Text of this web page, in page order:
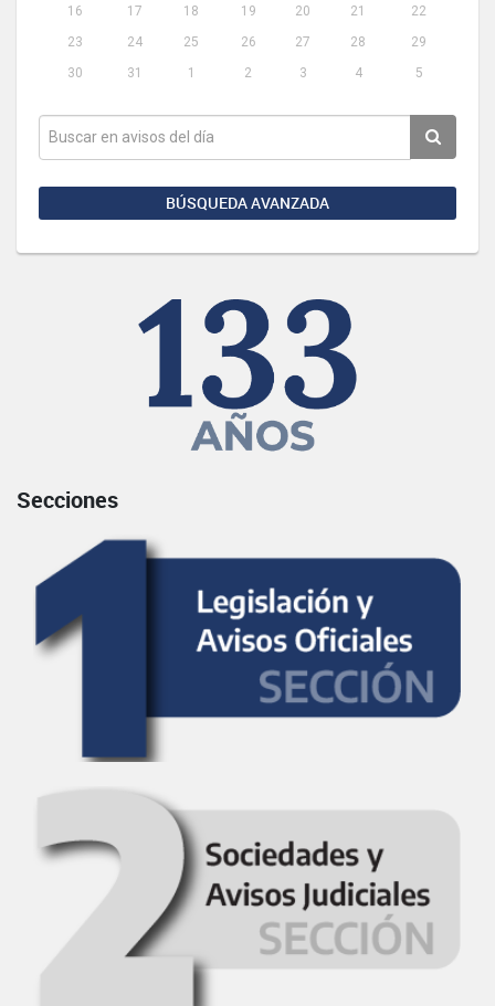
16
17 18 19 20 21
22
23
24 25 26 27 28
29
30
31 1 2 3 4 5
BÚSQUEDA AVANZADA
Secciones